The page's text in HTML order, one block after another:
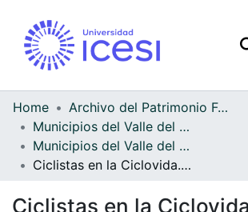
Home
Archivo del Patrimonio Fotográfico y Fílmico del Valle del Cauca
Municipios del Valle del Cauca
Municipios del Valle del Cauca
Ciclistas en la Ciclovida. Cali
Ciclistas en la